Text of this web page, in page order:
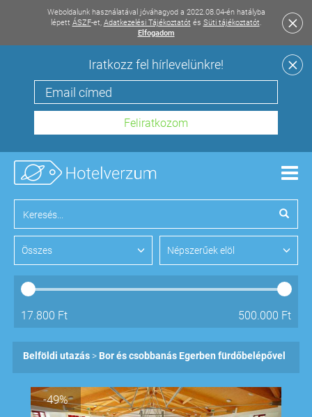
Weboldalunk használatával jóváhagyod a 2022.08.04-én hatályba
lépett ÁSZF-et, Adatkezelési Tájékoztatót és Süti tájékoztatót.
Elfogadom
Iratkozz fel hírlevelünkre!
Összes Népszerűek elöl
17.800 Ft 500.000 Ft
Belföldi utazás Bor és csobbanás Egerben fürdőbelépővel
-49%